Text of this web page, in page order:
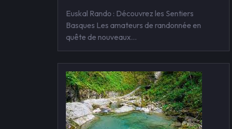
Euskal Rando : Découvrez les Sentiers
Basques Les amateurs de randonnée en
quête de nouveaux…